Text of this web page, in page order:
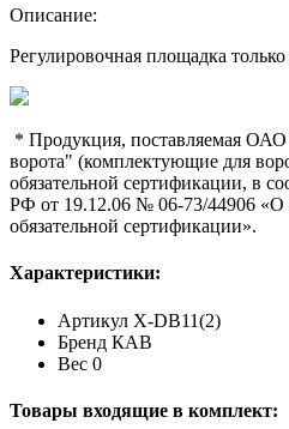
Описание:
Регулировочная площадка
* Продукция, поставляемая
ворота" (комплектующие для
обязательной сертификации, в
РФ от 19.12.06 № 06-73/44906 «О
обязательной сертификации».
Характеристики:
Артикул X-DB11(2)
Бренд КАВ
Вес 0
Товары входящие в комплект: